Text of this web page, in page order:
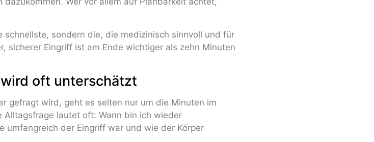
sondern die, die medizinisch sinnvoll und für
sicherer Eingriff ist am Ende wichtiger als zehn Minuten
oft unterschätzt
gefragt wird, geht es selten nur um die Minuten im
Alltagsfrage lautet oft: Wann bin ich wieder
umfangreich der Eingriff war und wie der Körper